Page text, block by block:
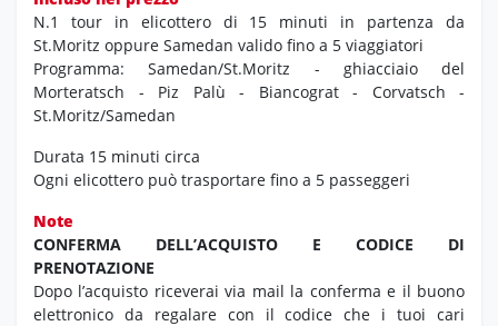
N.1 tour in elicottero di 15 minuti in partenza da
St.Moritz oppure Samedan valido fino a 5 viaggiatori
Programma: Samedan/St.Moritz - ghiacciaio del
Morteratsch - Piz Palù - Biancograt - Corvatsch -
St.Moritz/Samedan
Durata 15 minuti circa
Ogni elicottero può trasportare fino a 5 passeggeri
Note
CONFERMA DELL’ACQUISTO E CODICE DI
PRENOTAZIONE
Dopo l’acquisto riceverai via mail la conferma e il buono
elettronico da regalare con il codice che i tuoi cari